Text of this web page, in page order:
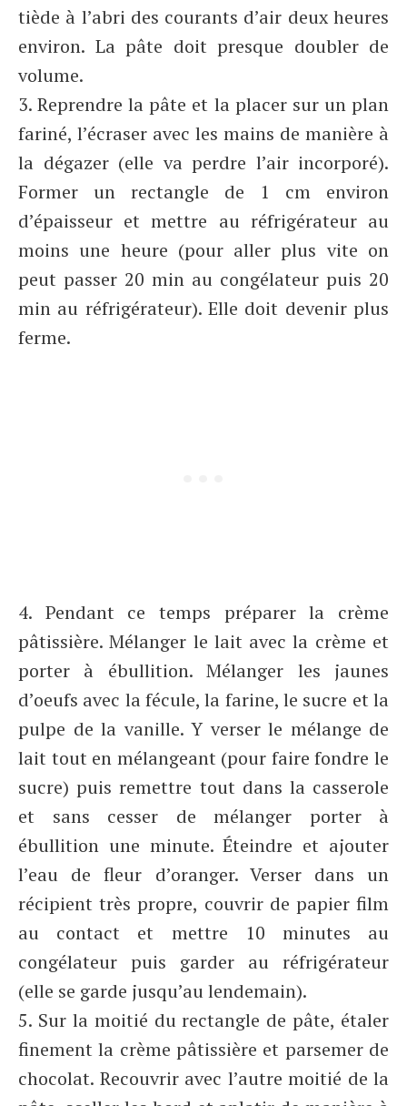
tiède à l’abri des courants d’air deux heures
environ. La pâte doit presque doubler de
volume.
3. Reprendre la pâte et la placer sur un plan
fariné, l’écraser avec les mains de manière à
la dégazer (elle va perdre l’air incorporé).
Former un rectangle de 1 cm environ
d’épaisseur et mettre au réfrigérateur au
moins une heure (pour aller plus vite on
peut passer 20 min au congélateur puis 20
min au réfrigérateur). Elle doit devenir plus
ferme.
4. Pendant ce temps préparer la crème
pâtissière. Mélanger le lait avec la crème et
porter à ébullition. Mélanger les jaunes
d’oeufs avec la fécule, la farine, le sucre et la
pulpe de la vanille. Y verser le mélange de
lait tout en mélangeant (pour faire fondre le
sucre) puis remettre tout dans la casserole
et sans cesser de mélanger porter à
ébullition une minute. Éteindre et ajouter
l’eau de fleur d’oranger. Verser dans un
récipient très propre, couvrir de papier film
au contact et mettre 10 minutes au
congélateur puis garder au réfrigérateur
(elle se garde jusqu’au lendemain).
5. Sur la moitié du rectangle de pâte, étaler
finement la crème pâtissière et parsemer de
chocolat. Recouvrir avec l’autre moitié de la